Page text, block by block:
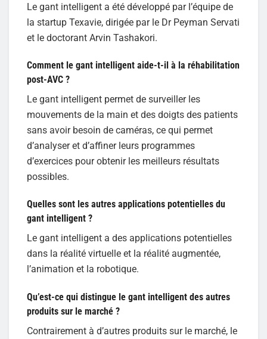
Le gant intelligent a été développé par l’équipe de
la startup Texavie, dirigée par le Dr Peyman Servati
et le doctorant Arvin Tashakori.
Comment le gant intelligent aide-t-il à la réhabilitation
post-AVC ?
Le gant intelligent permet de surveiller les
mouvements de la main et des doigts des patients
sans avoir besoin de caméras, ce qui permet
d’analyser et d’affiner leurs programmes
d’exercices pour obtenir les meilleurs résultats
possibles.
Quelles sont les autres applications potentielles du
gant intelligent ?
Le gant intelligent a des applications potentielles
dans la réalité virtuelle et la réalité augmentée,
l’animation et la robotique.
Qu’est-ce qui distingue le gant intelligent des autres
produits sur le marché ?
Contrairement à d’autres produits sur le marché, le